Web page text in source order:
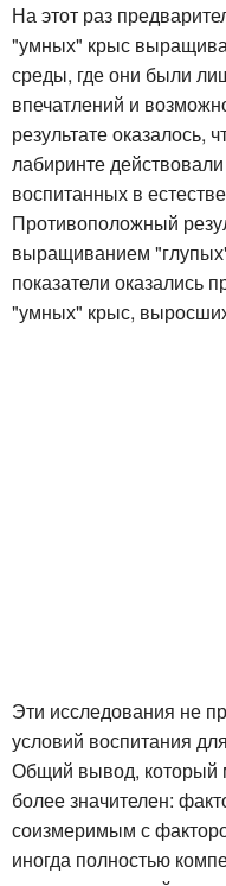
На этот раз
"умных" крыс
среды, где они были
впечатлений и
результате оказалось,
лабиринте
воспитанных в
Противоположный
выращиванием
показатели оказались
"умных" крыс,
Эти исследования не
условий воспитания
Общий вывод, который
более значителен:
соизмеримым с
иногда полностью